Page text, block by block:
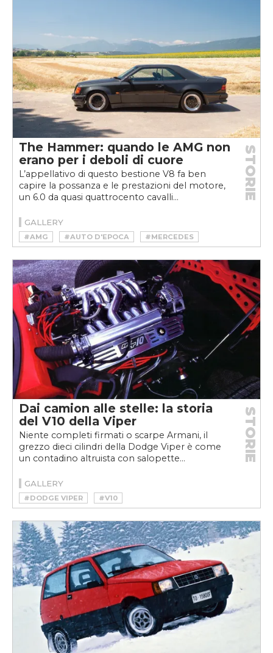
The Hammer: quando le AMG non
erano per i deboli di cuore
L’appellativo di questo bestione V8 fa ben
capire la possanza e le prestazioni del motore,
un 6.0 da quasi quattrocento cavalli...
STORIE
GALLERY
#AMG #AUTO D'EPOCA
#MERCEDES
#YOUNGTIMER
Dai camion alle stelle: la storia
del V10 della Viper
Niente completi firmati o scarpe Armani, il
grezzo dieci cilindri della Dodge Viper è come
un contadino altruista con salopette...
STORIE
GALLERY
#DODGE VIPER #V10